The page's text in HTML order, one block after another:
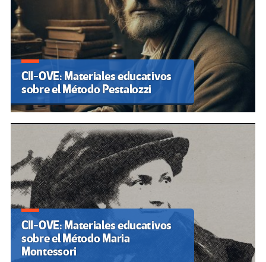
CII-OVE: Materiales educativos
sobre el Método Pestalozzi
CII-OVE: Materiales educativos
sobre el Método Maria
Montessori